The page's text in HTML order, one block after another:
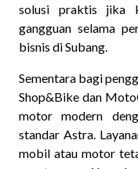
solusi praktis jika
gangguan selama
bisnis di Subang.
Sementara bagi
Shop&Bike dan
motor modern
standar Astra.
mobil atau motor